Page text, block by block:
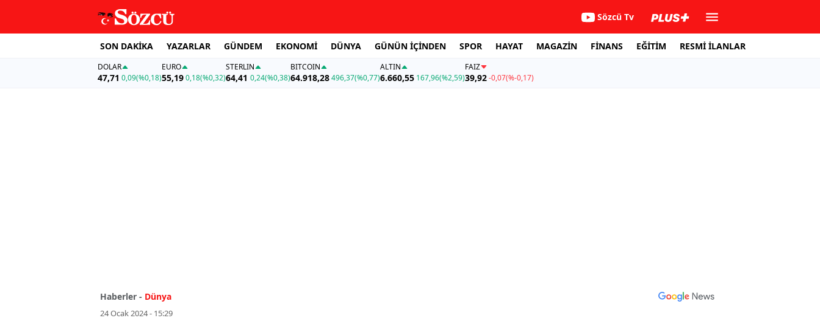
Sözcü Tv
SON DAKİKA YAZARLAR GÜNDEM EKONOMİ DÜNYA GÜNÜN İÇİNDEN SPOR HAYAT MAGAZİN FİNANS EĞİTİM RESMİ İLANLAR
DOLAR
47,71 0,09(%0,18)
EURO
55,19 0,18(%0,32)
STERLIN
64,41 0,24(%0,38)
BITCOIN
64.918,28496,37(%0,77)
ALTIN
6.660,55 167,96(%2,59)
FAİZ
39,92-0,07(%-0,17)
Haberler - Dünya
24 Ocak 2024 - 15:29